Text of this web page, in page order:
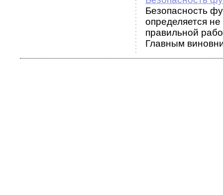
Безопасность
определяется
правильной
Главным